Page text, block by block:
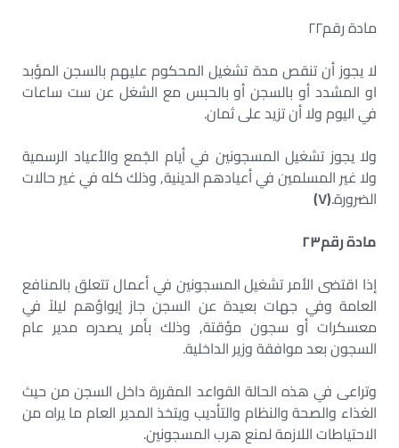
مادة رقم٢٢
لا يجوز أن تنقص مدة تشغيل المحكوم عليهم بالسجن المؤبد
او المشدد أو بالسجن أو بالحبس مع الشغل عن ست ساعات
في اليوم ولا أن تزيد على ثمان.
ولا يجوز تشغيل المسجونين في أيام الجُمع والأعياد الرسمية
ولا غير المسلمين في أعيادهم الدينية, وذلك كله في غير حالات
الضرورة.(٧)
مادة رقم٢٣
إذا اقتضى الأمر تشغيل المسجونين في أعمال تتعلق بالمنافع
العامة وفي جهات بعيدة عن السجن جاز إيواؤهم ليلاً في
معسكرات أو سجون مؤقتة, وذلك بأمر يصدره مدير عام
السجون بعد موافقة وزير الداخلية.
وتراعى في هذه الحالة القواعد المقررة داخل السجن من حيث
الغذاء والصحة والنظام والتأديب ويتخذ المدير العام ما يراه من
الاحتياطات اللازمة لمنع هرب المسجونين.